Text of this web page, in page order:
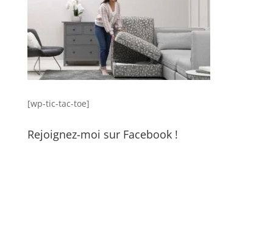
[wp-tic-tac-toe]
Rejoignez-moi sur Facebook !